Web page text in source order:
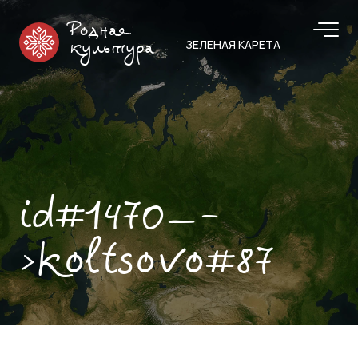
Родная
культура
ЗЕЛЕНАЯ КАРЕТА
id#1470—-
>koltsovo#87